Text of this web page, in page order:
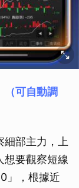
（可自動調
細部主力，上
想要觀察短線
」，根據近